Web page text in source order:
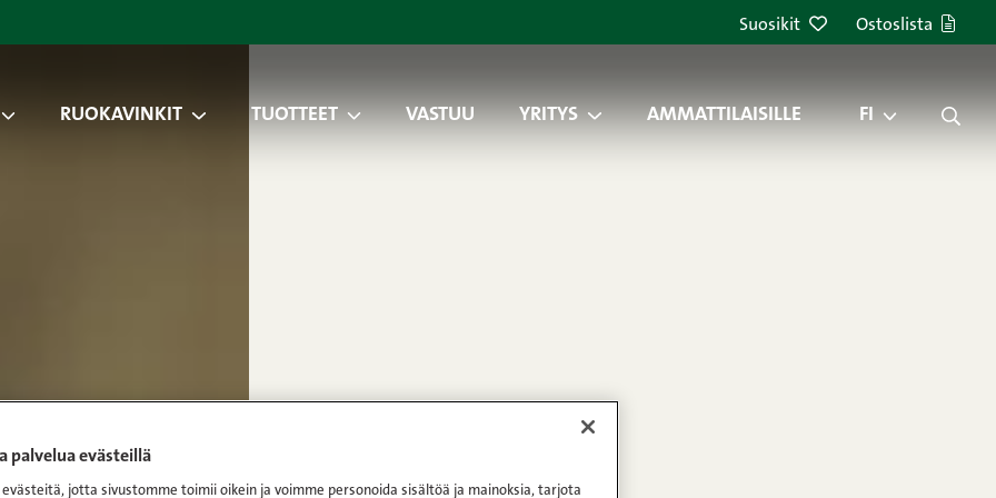
Suosikit Ostoslista
RUOKAVINKIT TUOTTEET VASTUU YRITYS AMMATTILAISILLE FI
palvelua evästeillä
evästeitä, jotta sivustomme toimii oikein ja voimme personoida sisältöä ja mainoksia, tarjota